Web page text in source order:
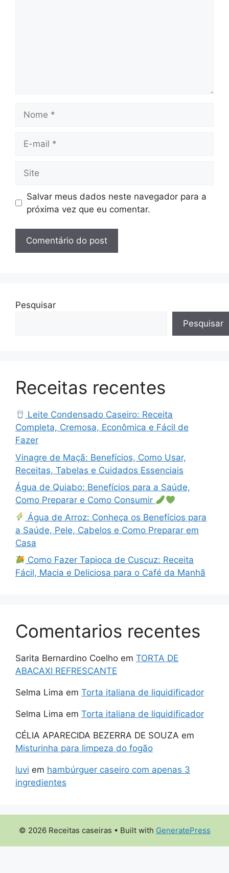
mail
Salvar meus dados neste navegador para a
próxima vez que eu comentar.
Pesquisar
Pesquisar
Receitas recentes
Leite Condensado Caseiro: Receita
Completa, Cremosa, Econômica e Fácil de
Fazer
Vinagre de Maçã: Benefícios, Como Usar,
Receitas, Tabelas e Cuidados Essenciais
Água de Quiabo: Benefícios para a Saúde,
Como Preparar e Como Consumir
Água de Arroz: Conheça os Benefícios para
a Saúde, Pele, Cabelos e Como Preparar em
Casa
Como Fazer Tapioca de Cuscuz: Receita
Fácil, Macia e Deliciosa para o Café da Manhã
Comentarios recentes
Sarita Bernardino Coelho em TORTA DE
ABACAXI REFRESCANTE
Selma Lima em Torta italiana de liquidificador
Selma Lima em Torta italiana de liquidificador
CÉLIA APARECIDA BEZERRA DE SOUZA em
Misturinha para limpeza do fogão
luvi em hambúrguer caseiro com apenas 3
ingredientes
© 2026 Receitas caseiras • Built with GeneratePress